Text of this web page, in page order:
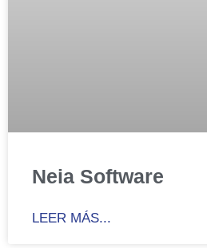
Neia Software
LEER MÁS...